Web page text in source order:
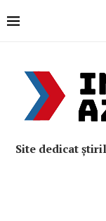
Site dedicat